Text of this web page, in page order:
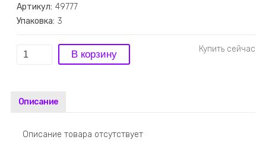
Артикул: 49777
Упаковка: 3
Описание
Описание товара отсутствует